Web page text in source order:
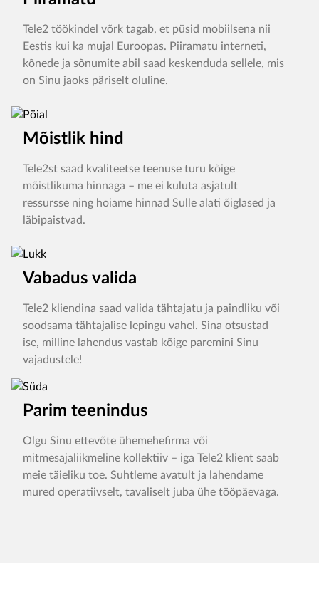
Tele2 töökindel võrk tagab, et püsid mobiilsena nii
Eestis kui ka mujal Euroopas. Piiramatu interneti,
kõnede ja sõnumite abil saad keskenduda sellele, mis
on Sinu jaoks päriselt oluline.
Mõistlik hind
Tele2st saad kvaliteetse teenuse turu kõige
mõistlikuma hinnaga – me ei kuluta asjatult
ressursse ning hoiame hinnad Sulle alati õiglased ja
läbipaistvad.
Vabadus valida
Tele2 kliendina saad valida tähtajatu ja paindliku või
soodsama tähtajalise lepingu vahel. Sina otsustad
ise, milline lahendus vastab kõige paremini Sinu
vajadustele!
Parim teenindus
Olgu Sinu ettevõte ühemehefirma või
mitmesajaliikmeline kollektiiv – iga Tele2 klient saab
meie täieliku toe. Suhtleme avatult ja lahendame
mured operatiivselt, tavaliselt juba ühe tööpäevaga.